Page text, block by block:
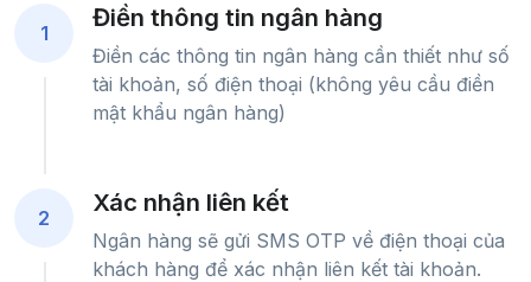
1
Điền thông tin ngân hàng
Điền các thông tin ngân hàng cần thiết như số
tài khoản, số điện thoại (không yêu cầu điền
mật khẩu ngân hàng)
2
Xác nhận liên kết
Ngân hàng sẽ gửi SMS OTP về điện thoại của
khách hàng để xác nhận liên kết tài khoản.